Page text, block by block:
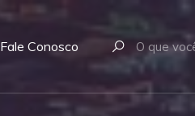
Fale Conosco